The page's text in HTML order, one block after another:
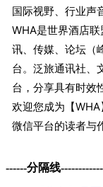
国际视野、行业声
WHA是世界酒店
讯、传媒、论坛（
台。泛旅通讯社、
台，分享具有时效
欢迎您成为【
微信平台的读者与
------分隔线